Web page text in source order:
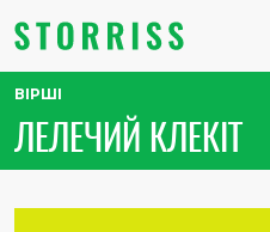
ВІРШІ
ЛЕЛЕЧИЙ КЛЕКІТ